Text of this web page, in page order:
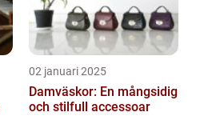
02 januari 2025
Damväskor: En mångsidig
och stilfull accessoar